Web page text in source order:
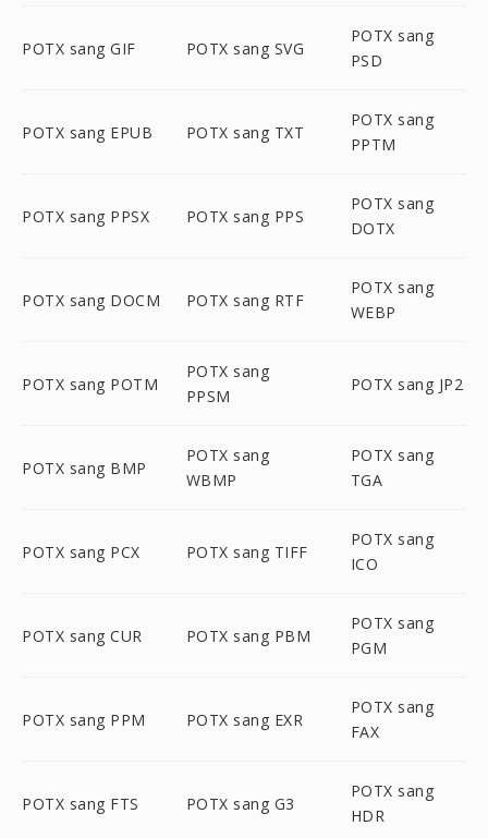
POTX sang GIF POTX sang SVG
POTX sang
PSD
POTX sang EPUB POTX sang TXT
POTX sang
PPTM
POTX sang PPSX POTX sang PPS
POTX sang
DOTX
POTX sang DOCM POTX sang RTF
POTX sang
WEBP
POTX sang POTM
POTX sang
PPSM
POTX sang JP2
POTX sang BMP
POTX sang
WBMP
POTX sang
TGA
POTX sang PCX POTX sang TIFF
POTX sang
ICO
POTX sang CUR POTX sang PBM
POTX sang
PGM
POTX sang PPM POTX sang EXR
POTX sang
FAX
POTX sang FTS POTX sang G3
POTX sang
HDR